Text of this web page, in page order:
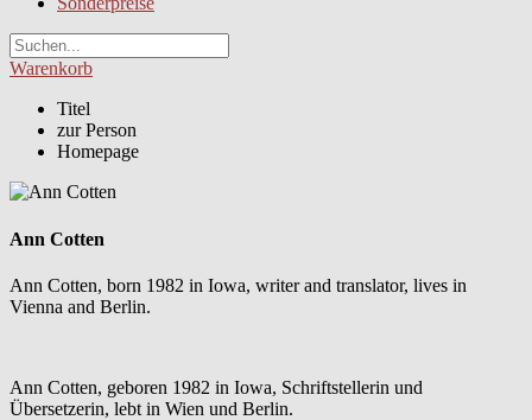
Warenkorb
Titel
zur Person
Homepage
Ann Cotten
Ann Cotten, born 1982 in Iowa, writer and translator, lives in
Vienna and Berlin.
Ann Cotten, geboren 1982 in Iowa, Schriftstellerin und
Übersetzerin, lebt in Wien und Berlin.